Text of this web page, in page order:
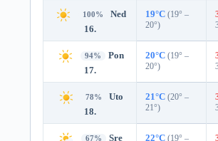
100%
Ned
16.
19°C (19° –
20°)
94%
Pon
17.
20°C (19° –
20°)
78%
Uto
18.
21°C (20° –
21°)
67%
Sre
22°C (19° –